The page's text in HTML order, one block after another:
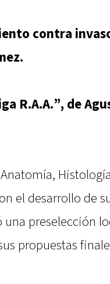
contra
R.A.A.”, de
el desarrollo de
preselección
propuestas